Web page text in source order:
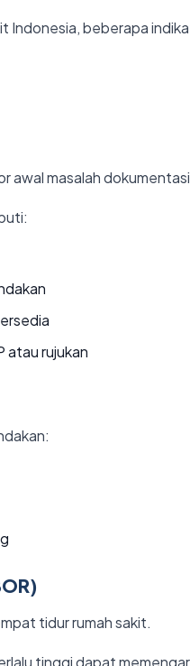
Indonesia, beberapa
awal masalah
atau rujukan
tidur rumah sakit.
tinggi dapat